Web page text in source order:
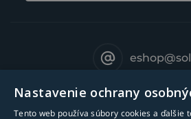
Nastavenie ochrany
Tento web používa súbory cookies a ďalšie